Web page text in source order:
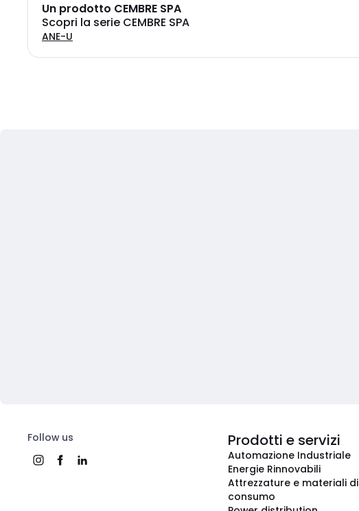
Un prodotto CEMBRE SPA
Scopri la serie CEMBRE SPA
ANE-U
Follow us Prodotti e servizi
Automazione Industriale
Energie Rinnovabili
Attrezzature e materiali di
consumo